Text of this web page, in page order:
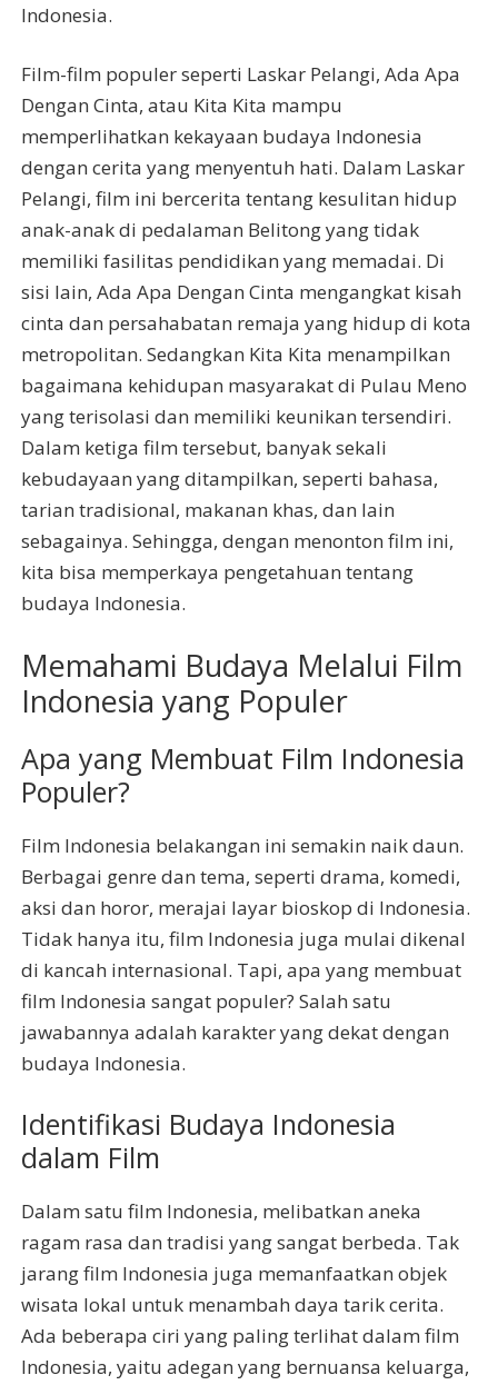
Indonesia.
Film-film populer seperti Laskar Pelangi, Ada Apa
Dengan Cinta, atau Kita Kita mampu
memperlihatkan kekayaan budaya Indonesia
dengan cerita yang menyentuh hati. Dalam Laskar
Pelangi, film ini bercerita tentang kesulitan hidup
anak-anak di pedalaman Belitong yang tidak
memiliki fasilitas pendidikan yang memadai. Di
sisi lain, Ada Apa Dengan Cinta mengangkat kisah
cinta dan persahabatan remaja yang hidup di kota
metropolitan. Sedangkan Kita Kita menampilkan
bagaimana kehidupan masyarakat di Pulau Meno
yang terisolasi dan memiliki keunikan tersendiri.
Dalam ketiga film tersebut, banyak sekali
kebudayaan yang ditampilkan, seperti bahasa,
tarian tradisional, makanan khas, dan lain
sebagainya. Sehingga, dengan menonton film ini,
kita bisa memperkaya pengetahuan tentang
budaya Indonesia.
Memahami Budaya Melalui Film
Indonesia yang Populer
Apa yang Membuat Film Indonesia
Populer?
Film Indonesia belakangan ini semakin naik daun.
Berbagai genre dan tema, seperti drama, komedi,
aksi dan horor, merajai layar bioskop di Indonesia.
Tidak hanya itu, film Indonesia juga mulai dikenal
di kancah internasional. Tapi, apa yang membuat
film Indonesia sangat populer? Salah satu
jawabannya adalah karakter yang dekat dengan
budaya Indonesia.
Identifikasi Budaya Indonesia
dalam Film
Dalam satu film Indonesia, melibatkan aneka
ragam rasa dan tradisi yang sangat berbeda. Tak
jarang film Indonesia juga memanfaatkan objek
wisata lokal untuk menambah daya tarik cerita.
Ada beberapa ciri yang paling terlihat dalam film
Indonesia, yaitu adegan yang bernuansa keluarga,